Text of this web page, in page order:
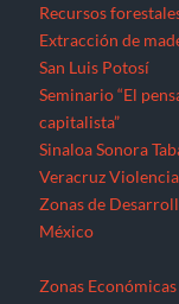
Recursos
Extracción de
San Luis Potosí
Seminario “El
capitalista”
Sinaloa Sonora
Veracruz
Zonas de
México
Zonas